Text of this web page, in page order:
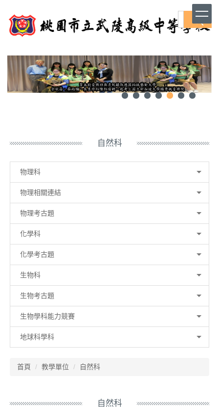
到
主
容
搜尋
自然科
物理科
物理相關連結
物理考古題
化學科
化學考古題
生物科
生物考古題
生物學科能力競賽
地球科學科
首頁 教學單位 自然科
自然科